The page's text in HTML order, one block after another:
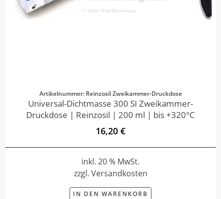
Artikelnummer: Reinzosil Zweikammer-Druckdose
Universal-Dichtmasse 300 SI Zweikammer-
Druckdose | Reinzosil | 200 ml | bis +320°C
16,20 €
inkl. 20 % MwSt.
zzgl. Versandkosten
IN DEN WARENKORB